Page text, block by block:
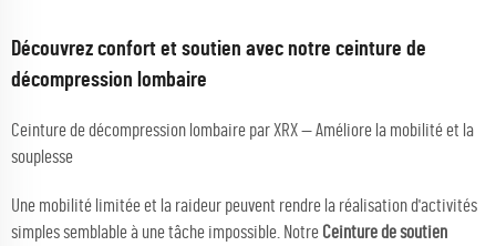
Découvrez confort et soutien avec notre ceinture de
décompression lombaire
Ceinture de décompression lombaire par XRX — Améliore la mobilité et la
souplesse
Une mobilité limitée et la raideur peuvent rendre la réalisation d'activités
simples semblable à une tâche impossible. Notre Ceinture de soutien